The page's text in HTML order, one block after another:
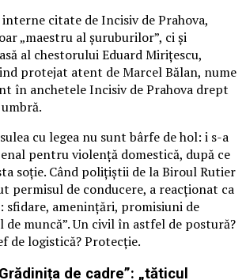
citate de Incisiv de Prahova,
„maestru al șuruburilor”, ci și
al chestorului Eduard Mirițescu,
protejat atent de Marcel Bălan, nume
în anchetele Incisiv de Prahova drept
cu legea nu sunt bârfe de hol: i s-a
pentru violență domestică, după ce
soție. Când polițiștii de la Biroul Rutier
permisul de conducere, a reacționat ca
sfidare, amenințări, promisiuni de
muncă”. Un civil în astfel de postură?
de logistică? Protecție.
de cadre”: „tăticul